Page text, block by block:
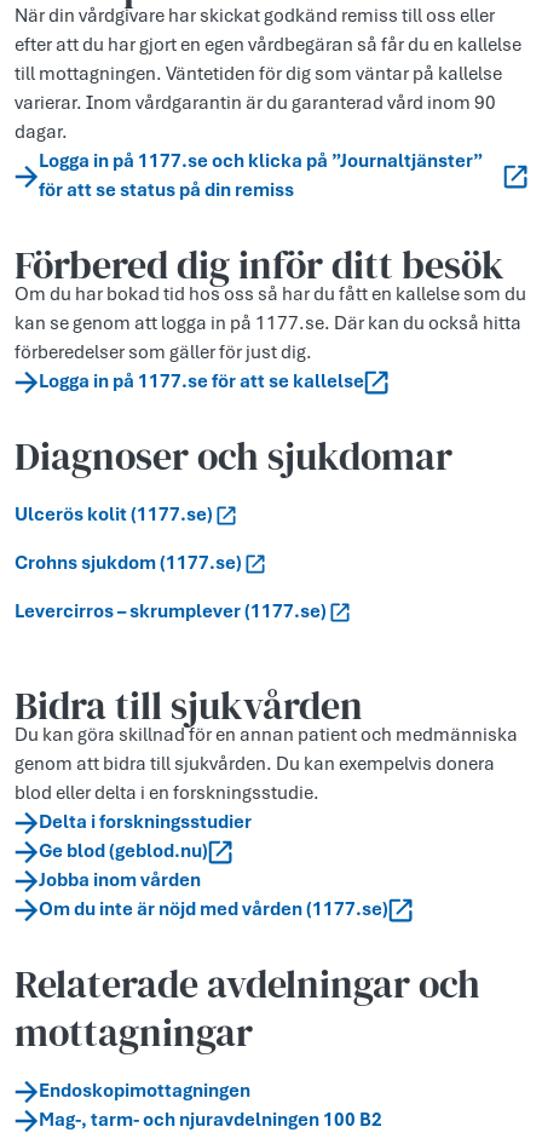
När din vårdgivare har skickat godkänd remiss till oss eller
efter att du har gjort en egen vårdbegäran så får du en kallelse
till mottagningen. Väntetiden för dig som väntar på kallelse
varierar. Inom vårdgarantin är du garanterad vård inom 90
dagar.
Logga in på 1177.se och klicka på ”Journaltjänster”
för att se status på din remiss
Förbered dig inför ditt besök
Om du har bokad tid hos oss så har du fått en kallelse som du
kan se genom att logga in på 1177.se. Där kan du också hitta
förberedelser som gäller för just dig.
Logga in på 1177.se för att se kallelse
Diagnoser och sjukdomar
Ulcerös kolit (1177.se)
Crohns sjukdom (1177.se)
Levercirros – skrumplever (1177.se)
Bidra till sjukvården
Du kan göra skillnad för en annan patient och medmänniska
genom att bidra till sjukvården. Du kan exempelvis donera
blod eller delta i en forskningsstudie.
Delta i forskningsstudier
Ge blod (geblod.nu)
Jobba inom vården
Om du inte är nöjd med vården (1177.se)
Relaterade avdelningar och
mottagningar
Endoskopimottagningen
Mag-, tarm- och njuravdelningen 100 B2